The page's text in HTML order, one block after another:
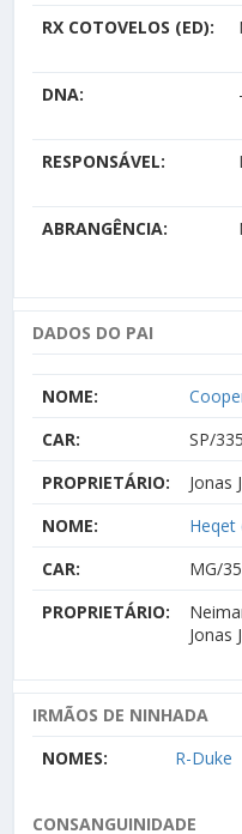
RX COTOVELOS (ED):
DNA: -
RESPONSÁVEL:
ABRANGÊNCIA:
DADOS DO PAI
NOME:
CAR:
SP/
PROPRIETÁRIO:
Jonas
NOME:
Heqet
CAR:
MG/
PROPRIETÁRIO:
Jonas
IRMÃOS DE NINHADA
NOMES:
R-Duke
CONSANGUINIDADE